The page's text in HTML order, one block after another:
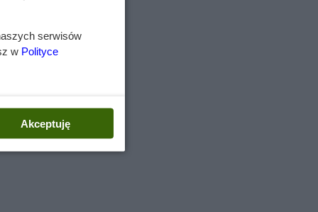
serwisów
w Polityce
Akceptuję